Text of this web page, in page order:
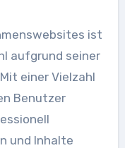
ist
aufgrund seiner
einer Vielzahl
Benutzer
und Inhalte